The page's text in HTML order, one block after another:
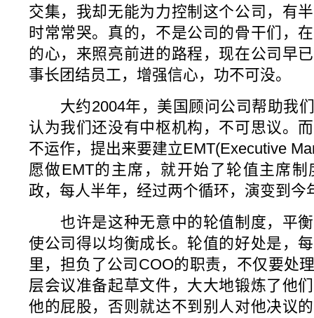
交集，我却无能为力控制这个公司，有
时常常哭。真的，不是公司的骨干们，
的心，来照亮前进的路程，现在公司早
事长团结员工，增强信心，功不可没。
大约2004年，美国顾问公司帮助我们
认为我们还没有中枢机构，不可思议。
不运作，提出来要建立EMT(Executive
愿做EMT的主席，就开始了轮值主席
政，每人半年，经过两个循环，演变到今
也许是这种无意中的轮值制度，平衡
使公司得以均衡成长。轮值的好处是，
里，担负了公司COO的职责，不仅要处
层会议准备起草文件，大大地锻炼了他
他的屁股，否则就达不到别人对他决议